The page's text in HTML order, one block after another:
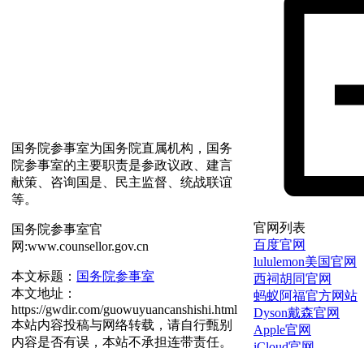
国务院参事室为国务院直属机构，国务
院参事室的主要职责是参政议政、建言
献策、咨询国是、民主监督、统战联谊
等。
国务院参事室官
网:www.counsellor.gov.cn
本文标题： 国务院参事室
本文地址：
https://gwdir.com/guowuyuancanshishi.html
本站内容投稿与网络转载，请自行甄别
内容是否有误，本站不承担连带责任。
官网列表
百度官网
lululemon美国官网
西祠胡同官网
蚂蚁阿福官方网站
Dyson戴森官网
Apple官网